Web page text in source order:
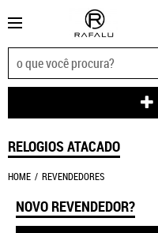
RELOGIOS ATACADO
HOME REVENDEDORES
NOVO REVENDEDOR?